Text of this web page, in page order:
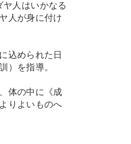
人はいかなる
人が身に付け
込められた日
）を指導。
体の中に《成
りよいものへ